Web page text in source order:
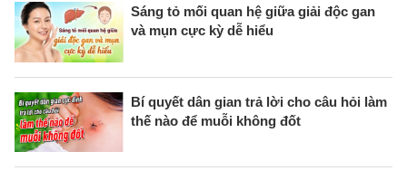
Sáng tỏ mối quan hệ giữa giải độc gan
và mụn cực kỳ dễ hiểu
Bí quyết dân gian trả lời cho câu hỏi làm
thế nào để muỗi không đốt